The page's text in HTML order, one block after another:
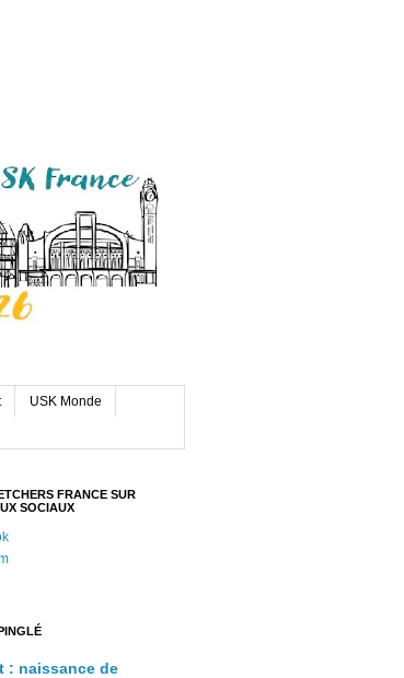
USK Monde
FRANCE SUR
SOCIAUX
: naissance de